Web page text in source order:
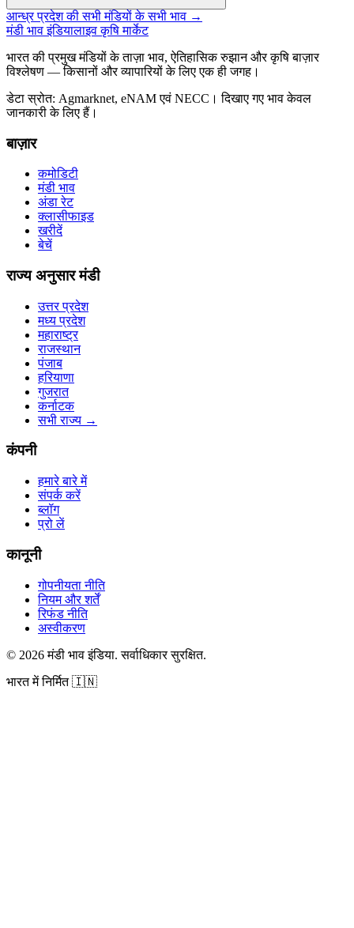
आन्ध्र प्रदेश की सभी मंडियों के सभी भाव →
मंडी भाव इंडियालाइव कृषि मार्केट
भारत की प्रमुख मंडियों के ताज़ा भाव, ऐतिहासिक रुझान और कृषि बाज़ार
विश्लेषण — किसानों और व्यापारियों के लिए एक ही जगह।
डेटा स्रोत: Agmarknet, eNAM एवं NECC। दिखाए गए भाव केवल
जानकारी के लिए हैं।
बाज़ार
कमोडिटी
मंडी भाव
अंडा रेट
क्लासीफाइड
खरीदें
बेचें
राज्य अनुसार मंडी
उत्तर प्रदेश
मध्य प्रदेश
महाराष्ट्र
राजस्थान
पंजाब
हरियाणा
गुजरात
कर्नाटक
सभी राज्य →
कंपनी
हमारे बारे में
संपर्क करें
ब्लॉग
प्रो लें
कानूनी
गोपनीयता नीति
नियम और शर्तें
रिफंड नीति
अस्वीकरण
© 2026 मंडी भाव इंडिया.सर्वाधिकार सुरक्षित.
भारत में निर्मित🇮🇳